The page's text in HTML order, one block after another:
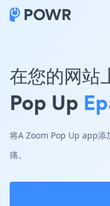
在您的网
Pop Up
将A Zoom Pop Up app添
痛。